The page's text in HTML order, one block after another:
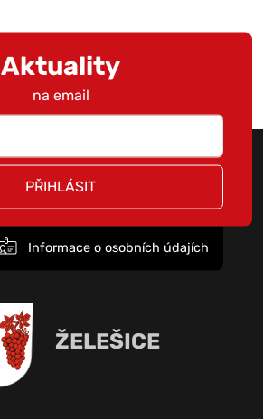
Aktuality
na email
PŘIHLÁSIT
Informace o osobních údajích
ŽELEŠICE